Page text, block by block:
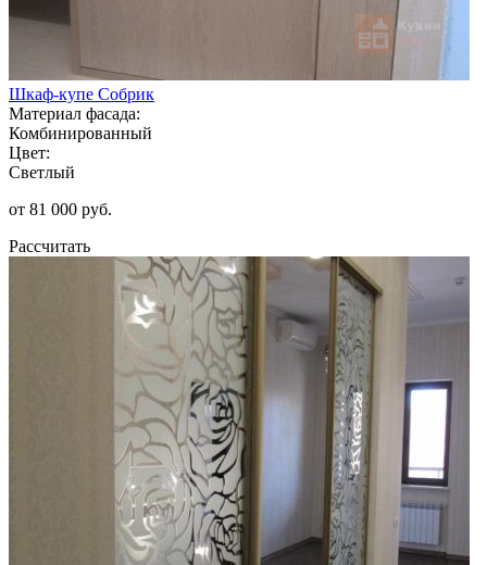
Шкаф-купе Собрик
Материал фасада:
Комбинированный
Цвет:
Светлый
от 81 000 руб.
Рассчитать